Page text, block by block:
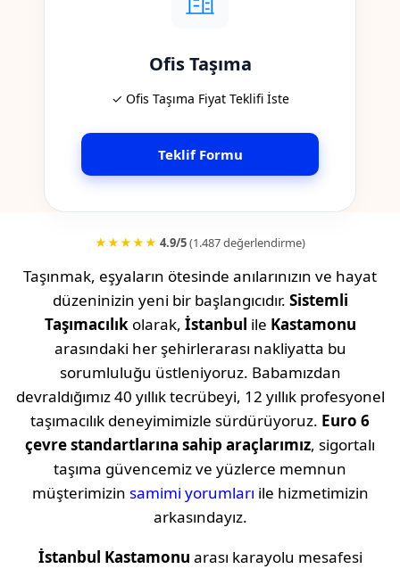
Ofis Taşıma
✓ Ofis Taşıma Fiyat Teklifi İste
Teklif Formu
★★★★★ 4.9/5(1.487 değerlendirme)
Taşınmak, eşyaların ötesinde anılarınızın ve hayat
düzeninizin yeni bir başlangıcıdır. Sistemli
Taşımacılıkolarak, İstanbul ile Kastamonu
arasındaki her şehirlerarası nakliyatta bu
sorumluluğu üstleniyoruz. Babamızdan
devraldığımız 40 yıllık tecrübeyi, 12 yıllık profesyonel
taşımacılık deneyimimizle sürdürüyoruz. Euro 6
çevre standartlarına sahip araçlarımız, sigortalı
taşıma güvencemiz ve yüzlerce memnun
müşterimizin samimi yorumları ile hizmetimizin
arkasındayız.
İstanbul Kastamonu arası karayolu mesafesi